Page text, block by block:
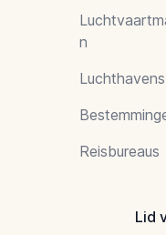
n
Luchthavens
Reisbureaus
Lid